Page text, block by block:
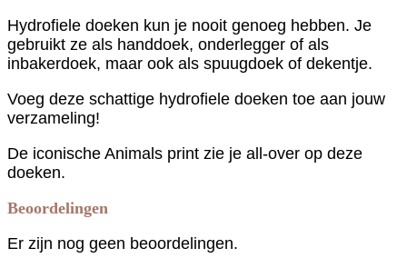
-
3
Stuks
Hydrofiele doeken kun je nooit genoeg hebben. Je
gebruikt ze als handdoek, onderlegger of als
inbakerdoek, maar ook als spuugdoek of dekentje.
Voeg deze schattige hydrofiele doeken toe aan jouw
verzameling!
De iconische Animals print zie je all-over op deze
doeken.
Beoordelingen
Er zijn nog geen beoordelingen.